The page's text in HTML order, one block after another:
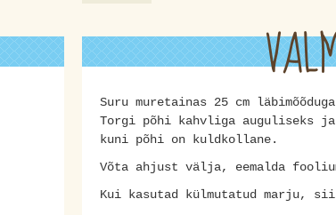
Suru muretainas 25 cm
Torgi põhi kahvliga auguliseks
kuni põhi on kuldkollane.
Võta ahjust välja, eemalda
Kui kasutad külmutatud marju,